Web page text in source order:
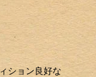
ション良好な